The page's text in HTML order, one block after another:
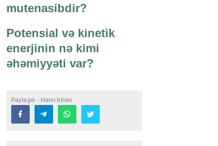
mutenasibdir?
Potensial və kinetik
enerjinin nə kimi
əhəmiyyəti var?
Paylaşın - Hamı bilsin